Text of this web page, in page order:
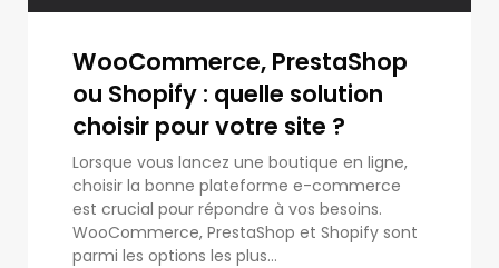
WooCommerce, PrestaShop
ou Shopify : quelle solution
choisir pour votre site ?
Lorsque vous lancez une boutique en ligne,
choisir la bonne plateforme e-commerce
est crucial pour répondre à vos besoins.
WooCommerce, PrestaShop et Shopify sont
parmi les options les plus...